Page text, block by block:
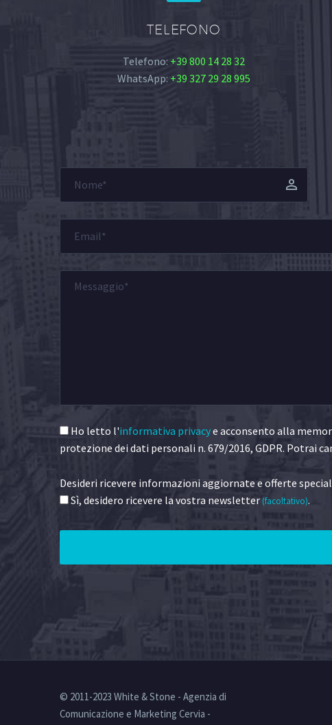
TELEFONO
Telefono: +39 800 14 28 32
WhatsApp: +39 327 29 28 995
Ho letto l'informativa privacye acconsento alla
protezione dei dati personali n. 679/2016, GDPR. Potrai
Desideri ricevere informazioni aggiornate e offerte
Sì, desidero ricevere la vostra newsletter(facoltativo).
© 2011-2023 White & Stone - Agenzia di
Comunicazione e Marketing Cervia -